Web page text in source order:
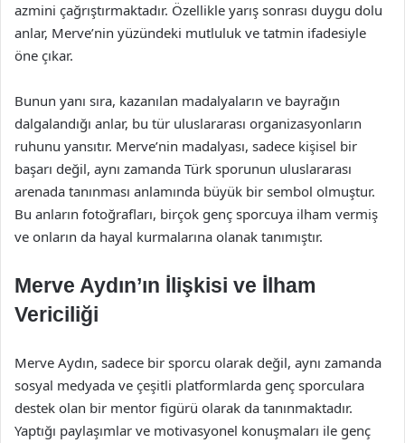
azmini çağrıştırmaktadır. Özellikle yarış sonrası duygu dolu
anlar, Merve’nin yüzündeki mutluluk ve tatmin ifadesiyle
öne çıkar.
Bunun yanı sıra, kazanılan madalyaların ve bayrağın
dalgalandığı anlar, bu tür uluslararası organizasyonların
ruhunu yansıtır. Merve’nin madalyası, sadece kişisel bir
başarı değil, aynı zamanda Türk sporunun uluslararası
arenada tanınması anlamında büyük bir sembol olmuştur.
Bu anların fotoğrafları, birçok genç sporcuya ilham vermiş
ve onların da hayal kurmalarına olanak tanımıştır.
Merve Aydın’ın İlişkisi ve İlham
Vericiliği
Merve Aydın, sadece bir sporcu olarak değil, aynı zamanda
sosyal medyada ve çeşitli platformlarda genç sporculara
destek olan bir mentor figürü olarak da tanınmaktadır.
Yaptığı paylaşımlar ve motivasyonel konuşmaları ile genç